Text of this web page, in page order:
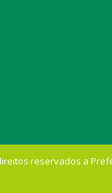
reservados a